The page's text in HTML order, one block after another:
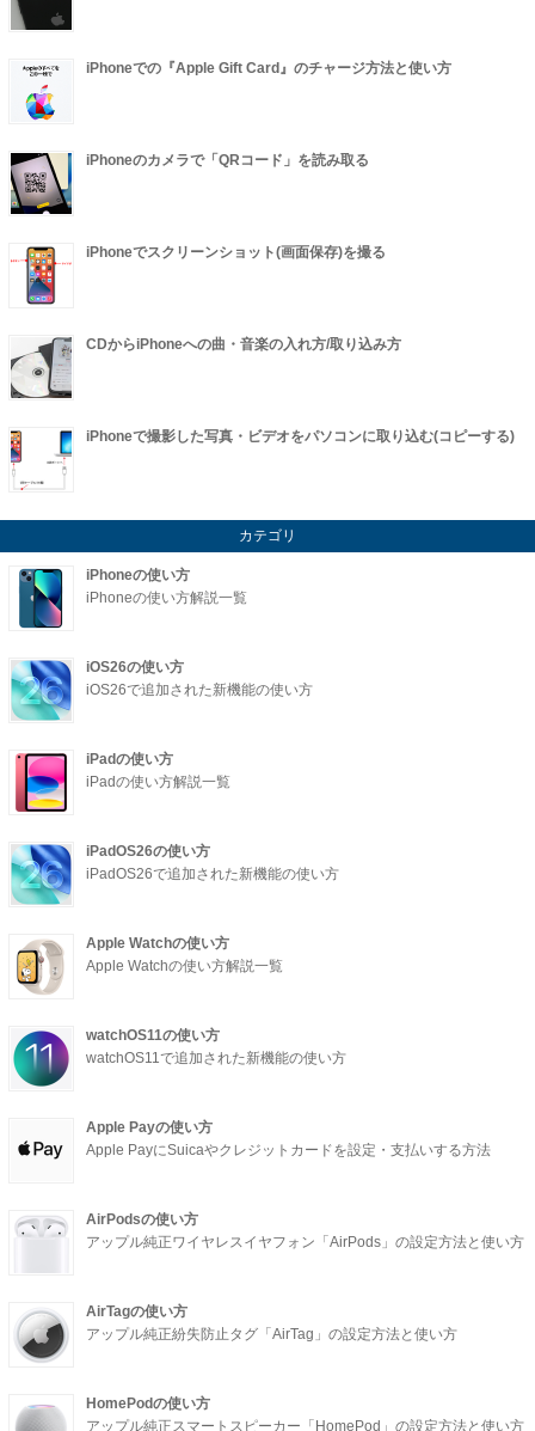
iPhoneでの『Apple Gift Card』のチャージ方法と使い方
iPhoneのカメラで「QRコード」を読み取る
iPhoneでスクリーンショット(画面保存)を撮る
CDからiPhoneへの曲・音楽の入れ方/取り込み方
iPhoneで撮影した写真・ビデオをパソコンに取り込む(コピーする)
カテゴリ
iPhoneの使い方
iPhoneの使い方解説一覧
iOS26の使い方
iOS26で追加された新機能の使い方
iPadの使い方
iPadの使い方解説一覧
iPadOS26の使い方
iPadOS26で追加された新機能の使い方
Apple Watchの使い方
Apple Watchの使い方解説一覧
watchOS11の使い方
watchOS11で追加された新機能の使い方
Apple Payの使い方
Apple PayにSuicaやクレジットカードを設定・支払いする方法
AirPodsの使い方
アップル純正ワイヤレスイヤフォン「AirPods」の設定方法と使い方
AirTagの使い方
アップル純正紛失防止タグ「AirTag」の設定方法と使い方
HomePodの使い方
アップル純正スマートスピーカー「HomePod」の設定方法と使い方